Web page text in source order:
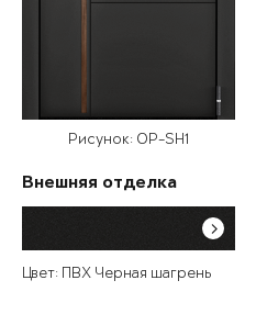
Рисунок: OP-SH1
Внешняя отделка
Цвет: ПВХ Черная шагрень